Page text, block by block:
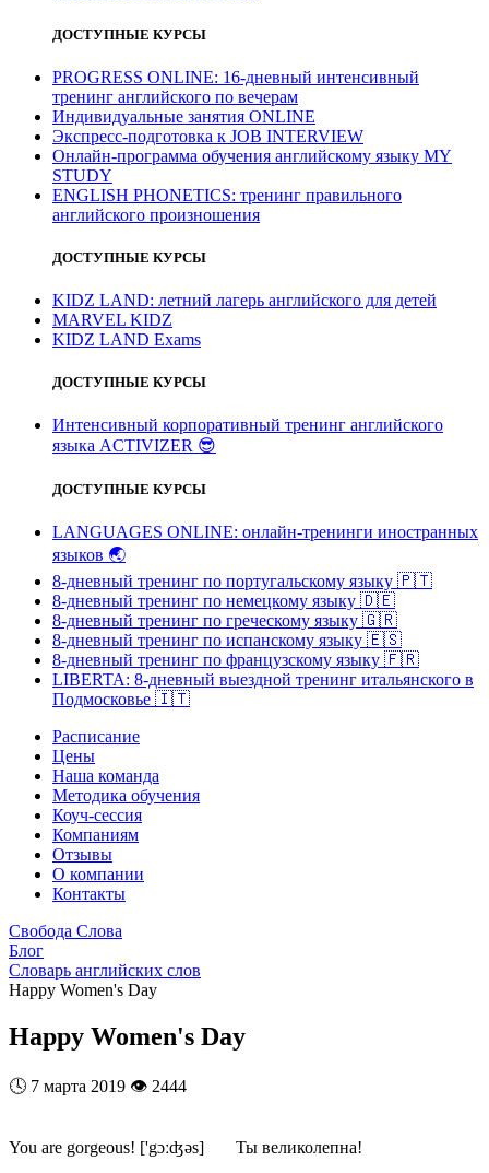
ДОСТУПНЫЕ КУРСЫ
PROGRESS ONLINE: 16-дневный интенсивный
тренинг английского по вечерам
Индивидуальные занятия ONLINE
Экспресс-подготовка к JOB INTERVIEW
Онлайн-программа обучения английскому языку MY
STUDY
ENGLISH PHONETICS: тренинг правильного
английского произношения
ДОСТУПНЫЕ КУРСЫ
KIDZ LAND: летний лагерь английского для детей
MARVEL KIDZ
KIDZ LAND Exams
ДОСТУПНЫЕ КУРСЫ
Интенсивный корпоративный тренинг английского
языка ACTIVIZER 😎
ДОСТУПНЫЕ КУРСЫ
LANGUAGES ONLINE: онлайн-тренинги иностранных
языков 🌏
8-дневный тренинг по португальскому языку 🇵🇹
8-дневный тренинг по немецкому языку 🇩🇪
8-дневный тренинг по греческому языку 🇬🇷
8-дневный тренинг по испанскому языку 🇪🇸
8-дневный тренинг по французскому языку 🇫🇷
LIBERTA: 8-дневный выездной тренинг итальянского в
Подмосковье 🇮🇹
Расписание
Цены
Наша команда
Методика обучения
Коуч-сессия
Компаниям
Отзывы
О компании
Контакты
Свобода Слова
Блог
Словарь английских слов
Happy Women's Day
Happy Women's Day
🕓 7 марта 2019 👁️ 2444
You are gorgeous! ['gɔːʤəs] Ты великолепна!